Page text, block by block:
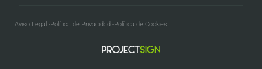
Aviso Legal -Política de Privacidad -Política de Cookies